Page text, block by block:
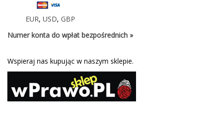
EUR, USD, GBP
Numer konta do wpłat bezpośrednich »
Wspieraj nas kupując w naszym sklepie.